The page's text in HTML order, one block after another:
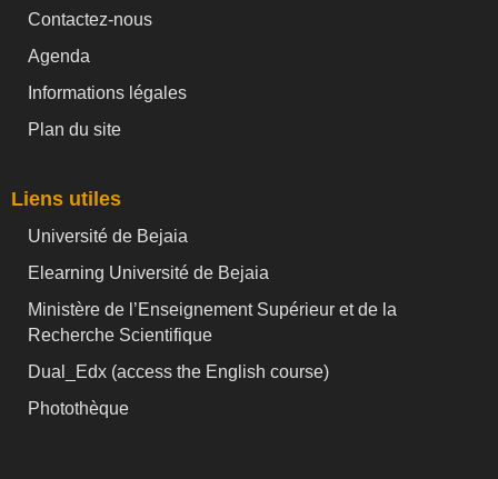
Contactez-nous
Agenda
Informations légales
Plan du site
Liens utiles
Université de Bejaia
Elearning Université de Bejaia
Ministère de l’Enseignement Supérieur et de la
Recherche Scientifique
Dual_Edx (access the English course)
Photothèque